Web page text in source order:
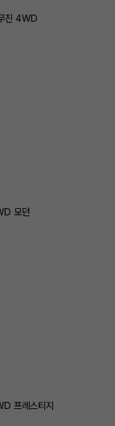
진 4WD
모던
프레스티지